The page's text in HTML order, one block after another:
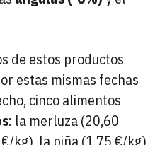
de estos productos
estas mismas fechas
cinco alimentos
: la merluza (20,60
kg), la piña (1,75 €/kg),